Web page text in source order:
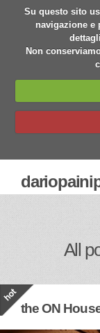
Su questo sito
navigazione e
Non
All
the ON